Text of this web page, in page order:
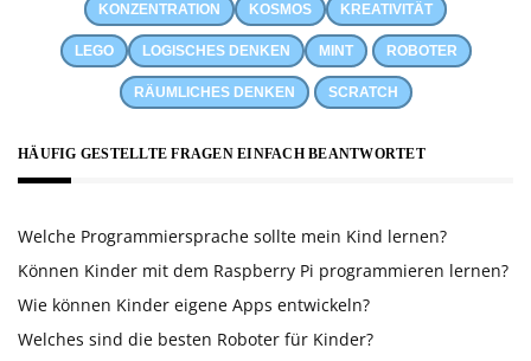
KONZENTRATION KOSMOS KREATIVITÄT
LEGO LOGISCHES DENKEN MINT ROBOTER
RÄUMLICHES DENKEN SCRATCH
HÄUFIG GESTELLTE FRAGEN EINFACH BEANTWORTET
Welche Programmiersprache sollte mein Kind lernen?
Können Kinder mit dem Raspberry Pi programmieren lernen?
Wie können Kinder eigene Apps entwickeln?
Welches sind die besten Roboter für Kinder?